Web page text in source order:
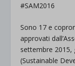
#SAM2016
Sono 17 e
approvati
settembre 2015,
(Sustainable